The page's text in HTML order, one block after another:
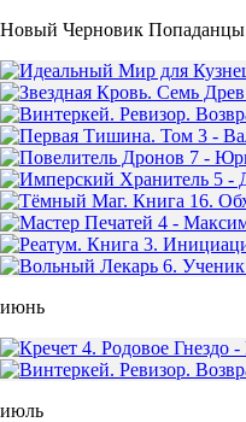
Новый Черновик Попаданцы
июнь
июль